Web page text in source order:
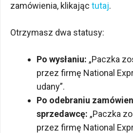
zamówienia, klikając tutaj.
Otrzymasz dwa statusy:
Po wysłaniu: „Paczka
przez firmę National
udany”.
Po odebraniu
sprzedawcę: „Paczka
przez firmę National